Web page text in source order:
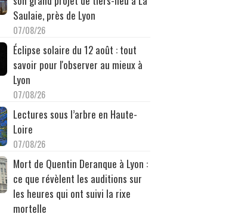
Saulaie, près de Lyon
07/08/26
Éclipse solaire du 12 août : tout
savoir pour l'observer au mieux à
Lyon
07/08/26
Lectures sous l’arbre en Haute-
Loire
07/08/26
Mort de Quentin Deranque à Lyon :
ce que révèlent les auditions sur
les heures qui ont suivi la rixe
mortelle